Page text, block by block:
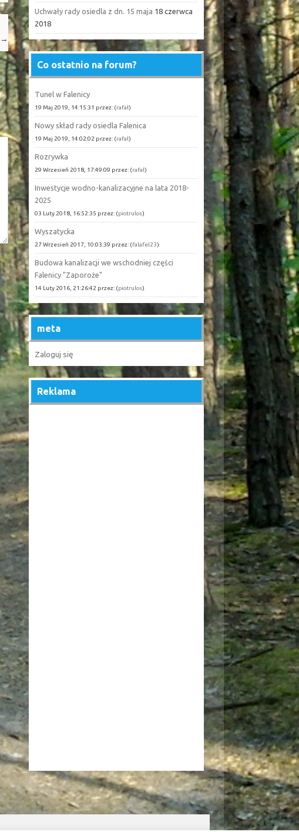
→
Uchwały rady osiedla z dn. 15 maja 18 czerwca
2018
Co ostatnio na forum?
Tunel w Falenicy
19 Maj 2019, 14:15:31 przez: (rafał)
Nowy skład rady osiedla Falenica
19 Maj 2019, 14:02:02 przez: (rafał)
Rozrywka
29 Wrzesień 2018, 17:49:09 przez: (rafał)
Inwestycje wodno-kanalizacyjne na lata 2018-
2025
03 Luty 2018, 16:52:35 przez: (piotrulos)
Wyszatycka
27 Wrzesień 2017, 10:03:39 przez: (falafel23)
Budowa kanalizacji we wschodniej części
Falenicy "Zaporoże"
14 Luty 2016, 21:26:42 przez: (piotrulos)
meta
Zaloguj się
Reklama